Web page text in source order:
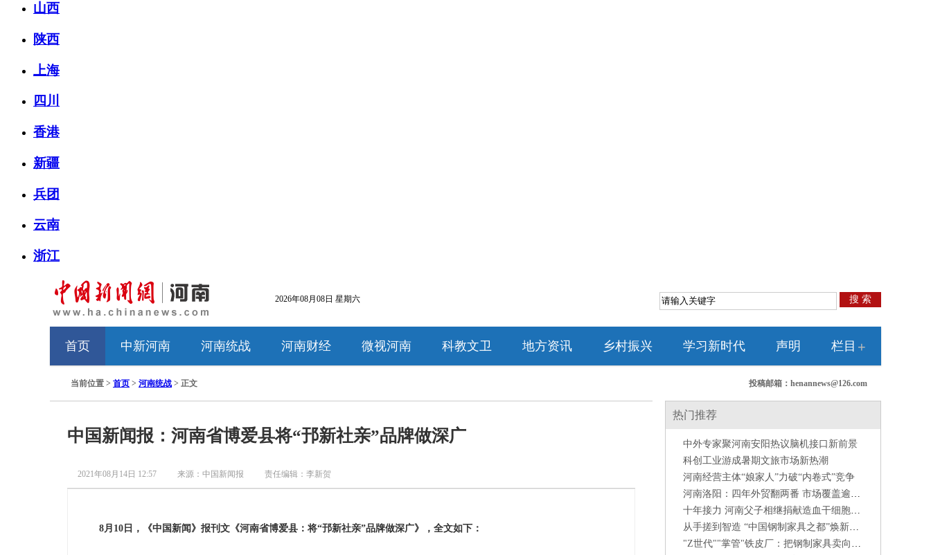
山西
陕西
上海
四川
香港
新疆
兵团
云南
浙江
2026年08月08日 星期六 搜 索
首页 中新河南 河南统战 河南财经 微视河南 科教文卫 地方资讯 乡村振兴 学习新时代 声明 栏目 +
当前位置 > 首页 > 河南统战 > 正文 投稿邮箱：henannews@126.com
中国新闻报：河南省博爱县将“邘新社亲”品牌做深广
2021年08月14日 12:57 来源：中国新闻报 责任编辑：李新贺
8月10日，《中国新闻》报刊文《河南省博爱县：将“邘新社亲”品牌做深广》，全文如下：
热门推荐
中外专家聚河南安阳热议脑机接口新前景
科创工业游成暑期文旅市场新热潮
河南经营主体“娘家人”力破“内卷式”竞争